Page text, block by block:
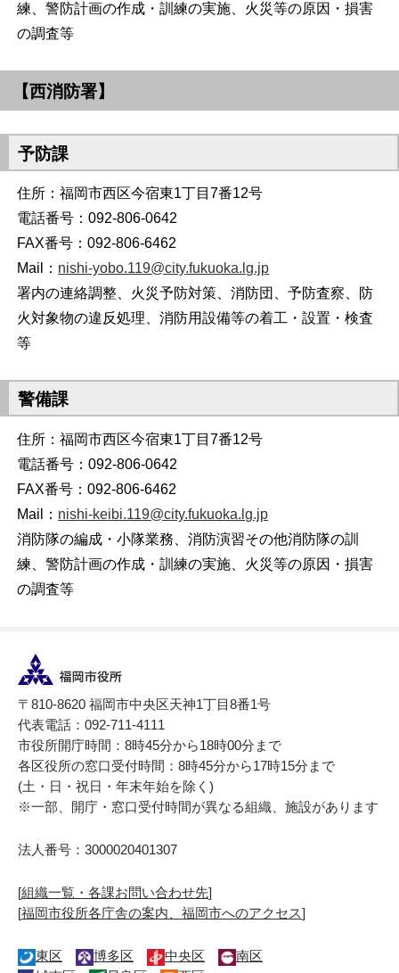
練、警防計画の作成・訓練の実施、火災等の原因・損害
の調査等
【西消防署】
予防課
住所：福岡市西区今宿東1丁目7番12号
電話番号：092-806-0642
FAX番号：092-806-6462
Mail： nishi-yobo.119@city.fukuoka.lg.jp
署内の連絡調整、火災予防対策、消防団、予防査察、防
火対象物の違反処理、消防用設備等の着工・設置・検査
等
警備課
住所：福岡市西区今宿東1丁目7番12号
電話番号：092-806-0642
FAX番号：092-806-6462
Mail： nishi-keibi.119@city.fukuoka.lg.jp
消防隊の編成・小隊業務、消防演習その他消防隊の訓
練、警防計画の作成・訓練の実施、火災等の原因・損害
の調査等
〒810-8620 福岡市中央区天神1丁目8番1号
代表電話：092-711-4111
市役所開庁時間：8時45分から18時00分まで
各区役所の窓口受付時間：8時45分から17時15分まで
(土・日・祝日・年末年始を除く)
※一部、開庁・窓口受付時間が異なる組織、施設があります
法人番号：3000020401307
[組織一覧・各課お問い合わせ先]
[福岡市役所各庁舎の案内、福岡市へのアクセス]
東区 博多区 中央区
南区